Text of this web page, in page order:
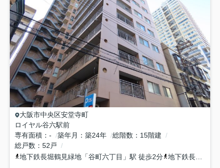
大阪市中央区安堂寺町
ロイヤル谷六駅前
専有面積
- 築年月 築24年 総階数
15階建
総戸数
52戸
地下鉄長堀鶴見緑地 「谷町六丁目 」駅 徒歩2分 地下鉄長堀鶴見緑地